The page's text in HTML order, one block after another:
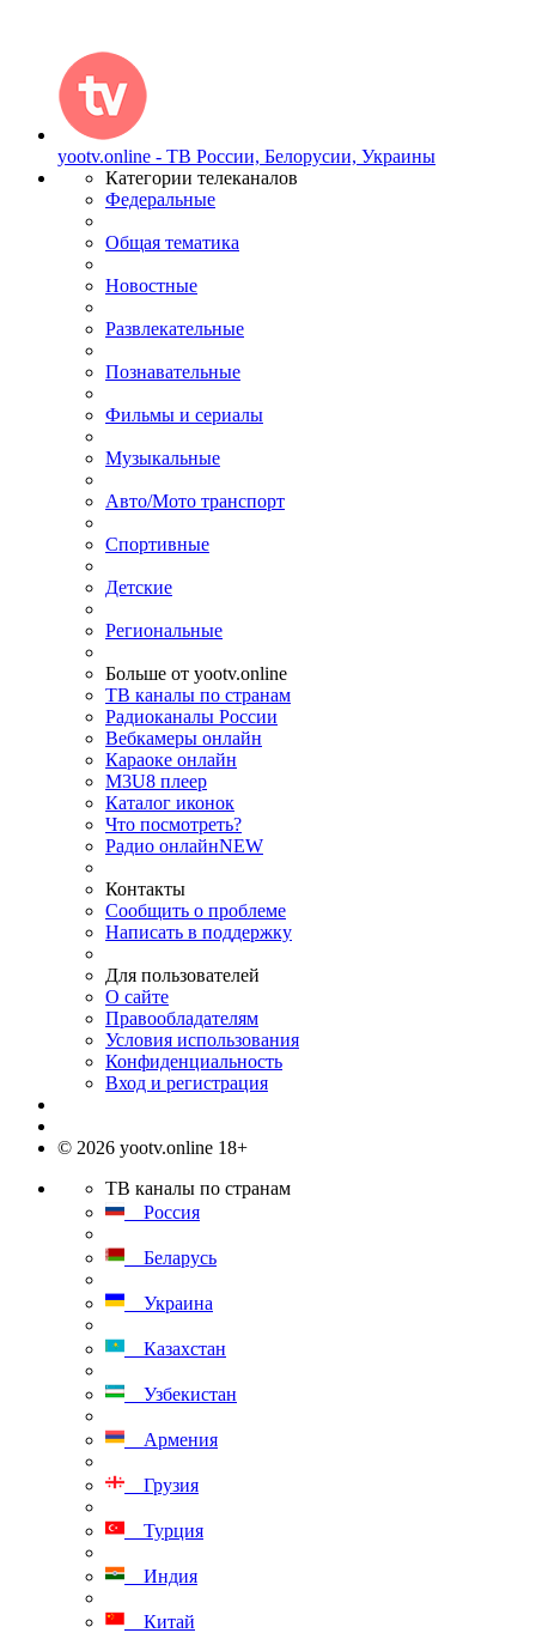
yootv.online - ТВ России, Белорусии, Украины
Категории телеканалов
Федеральные
Общая тематика
Новостные
Развлекательные
Познавательные
Фильмы и сериалы
Музыкальные
Авто/Мото транспорт
Спортивные
Детские
Региональные
Больше от yootv.online
ТВ каналы по странам
Радиоканалы России
Вебкамеры онлайн
Караоке онлайн
M3U8 плеер
Каталог иконок
Что посмотреть?
Радио онлайнNEW
Контакты
Сообщить о проблеме
Написать в поддержку
Для пользователей
О сайте
Правообладателям
Условия использования
Конфиденциальность
Вход и регистрация
© 2026 yootv.online 18+
ТВ каналы по странам
Россия
Беларусь
Украина
Казахстан
Узбекистан
Армения
Грузия
Турция
Индия
Китай